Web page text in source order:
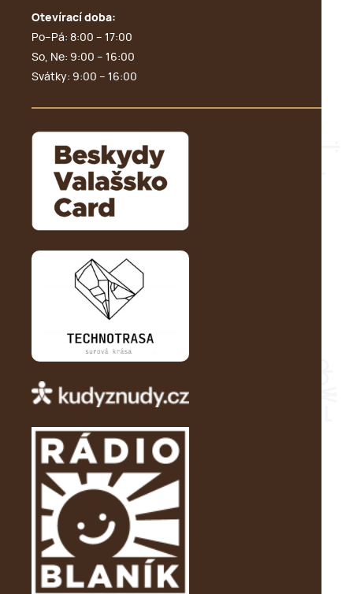
Otevírací doba:
Po–Pá: 8:00 – 17:00
So, Ne: 9:00 – 16:00
Svátky: 9:00 – 16:00